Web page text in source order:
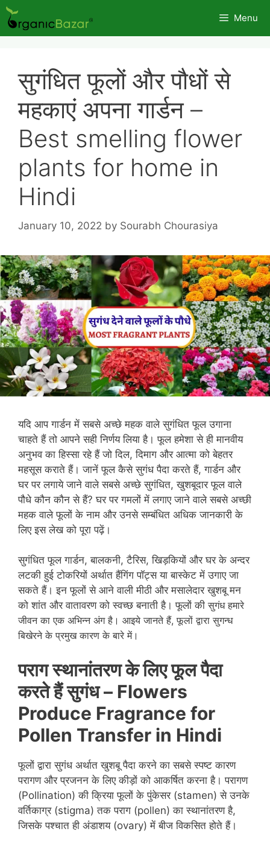
Skip
to
content
Menu
सुगंधित फूलों और पौधों से
महकाएं अपना गार्डन –
Best smelling flower
plants for home in
Hindi
January 10, 2022 by Sourabh Chourasiya
यदि आप गार्डन में सबसे अच्छे महक वाले सुगंधित फूल उगाना
चाहते हैं तो आपने सही निर्णय लिया है। फूल हमेशा से ही मानवीय
अनुभव का हिस्सा रहे हैं जो दिल, दिमाग और आत्मा को बेहतर
महसूस कराते हैं। जानें फूल कैसे सुगंध पैदा करते हैं, गार्डन और
घर पर लगाये जाने वाले सबसे अच्छे सुगंधित, खुशबूदार फूल वाले
पौधे कौन कौन से हैं? घर पर गमलों में लगाए जाने वाले सबसे अच्छी
महक वाले फूलों के नाम और उनसे सम्बंधित अधिक जानकारी के
लिए इस लेख को पूरा पढ़ें।
सुगंधित फूल गार्डन, बालकनी, टैरिस, खिड़कियों और घर के अन्दर
लटकी हुई टोकरियों अर्थात हैंगिंग पॉट्स या बास्केट में उगाए जा
सकते हैं। इन फूलों से आने वाली मीठी और मसालेदार खुशबू मन
को शांत और वातावरण को स्वच्छ बनाती है। फूलों कीसुगंध हमारे
जीवन का एक अभिन्न अंग है। आइये जानते हैं, फूलों द्वारा सुगन्ध
बिखेरने के प्रमुख कारण के बारे में।
पराग स्थानांतरण के लिए फूल पैदा
करते हैं सुगंध – Flowers
Produce Fragrance for
Pollen Transfer in Hindi
फूलों द्वारा सुगंध अर्थात खुशबू पैदा करने का सबसे स्पष्ट कारण
परागण और प्रजनन के लिए कीड़ों को आकर्षित करना है। परागण
(Pollination) की क्रिया फूलों के पुंकेसर (stamen) से उनके
वर्तिकाग्र (stigma) तक पराग (pollen) का स्थानांतरण है,
जिसके पश्चात ही अंडाशय (ovary) में बीज विकसित होते हैं।